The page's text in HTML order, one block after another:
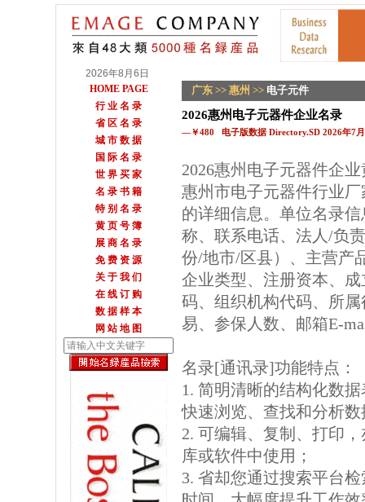
2026年8月6日
HOME PAGE
行 业 名 录
省 区 名 录
城 市 数 据
国 际 名 录
世 界 买 家
名 录 书 籍
特 别 名 录
黄 页 号 簿
展 商 名 录
免 费 资 源
关 于 我 们
在 线 订 购
数 据 样 本
网 站 地 图
广东 >> 惠州 >> 电子元件
2026惠州电子元器件企业名录
—￥480 电子版数据 Directory.SD 2026年7
2026惠州电子元器件企
惠州市电子元器件行业
的详细信息。单位名录
称、联系电话、法人/负
份/地市/区县）、主营产
企业类型、注册资本、
码、组织机构代码、所
易、参保人数、邮箱E-
名录[通讯录]功能特点：
1. 简明清晰的结构化数
快速浏览、查找和分析数
2. 可编辑、复制、打印
库或软件中使用；
3. 省却您通过搜索平台